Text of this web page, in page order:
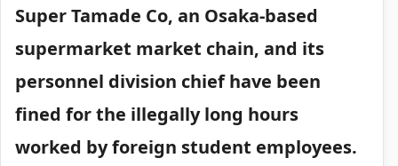
Super Tamade Co, an Osaka-based
supermarket market chain, and its
personnel division chief have been
fined for the illegally long hours
worked by foreign student employees.